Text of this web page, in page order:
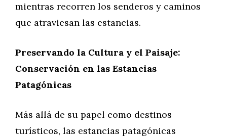
mientras recorren los senderos y caminos
que atraviesan las estancias.
Preservando la Cultura y el Paisaje:
Conservación en las Estancias
Patagónicas
Más allá de su papel como destinos
turísticos, las estancias patagónicas